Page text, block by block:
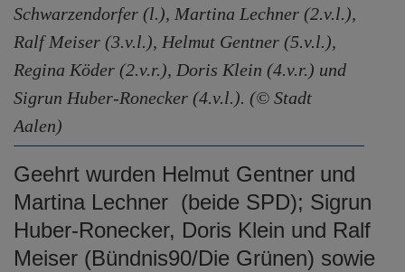
Schwarzendorfer (l.), Martina Lechner (2.v.l.),
Ralf Meiser (3.v.l.), Helmut Gentner (5.v.l.),
Regina Köder (2.v.r.), Doris Klein (4.v.r.) und
Sigrun Huber-Ronecker (4.v.l.). (© Stadt
Aalen)
Geehrt wurden Helmut Gentner und
Martina Lechner (beide SPD); Sigrun
Huber-Ronecker, Doris Klein und Ralf
Meiser (Bündnis90/Die Grünen) sowie